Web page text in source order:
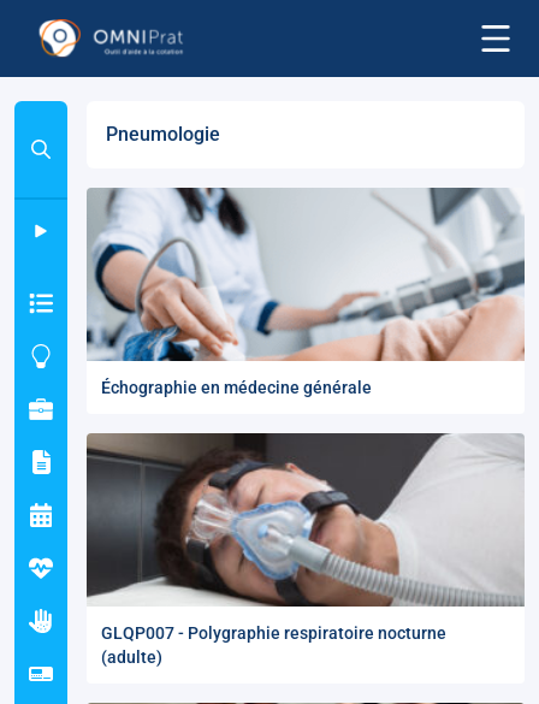
Pneumologie
Échographie en médecine générale
GLQP007 - Polygraphie respiratoire nocturne
(adulte)